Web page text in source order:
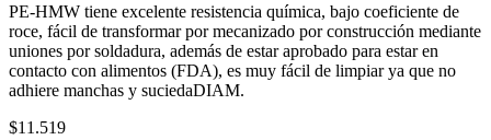
PE-HMW tiene excelente resistencia química, bajo coeficiente de
roce, fácil de transformar por mecanizado por construcción mediante
uniones por soldadura, además de estar aprobado para estar en
contacto con alimentos (FDA), es muy fácil de limpiar ya que no
adhiere manchas y suciedaDIAM.
$11.519